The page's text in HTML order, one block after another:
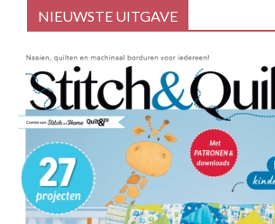
NIEUWSTE UITGAVE